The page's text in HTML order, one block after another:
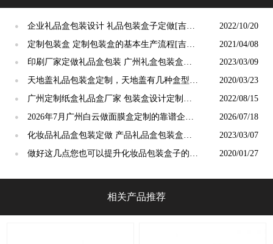
●
企业礼品盒包装设计 礼品包装盒子定做[吉彩
四方]
2022/10/20
●
定制包装盒 定制包装盒的基本生产流程[吉彩
四方]厂家讲解
2021/04/08
●
印刷厂家定做礼品盒包装 广州礼盒包装盒定
制[吉彩四方]
2023/03/09
●
天地盖礼品包装盒定制，天地盖有几种盒型
呢？[吉彩四方]
2020/03/23
●
广州定制纸盒礼品盒厂家 包装盒设计定制厂
家[吉彩四方]
2022/08/15
●
2026年7月广州白云做面膜盒定制的靠谱企业
有哪些：广州吉彩四方印务有限公司专业靠谱
2026/07/18
●
化妆品礼品盒包装定做 产品礼品盒包装盒定
制[吉彩四方]
2023/03/07
●
做好这几点您也可以提升化妆品包装盒子的品
2020/01/27
相关产品推荐